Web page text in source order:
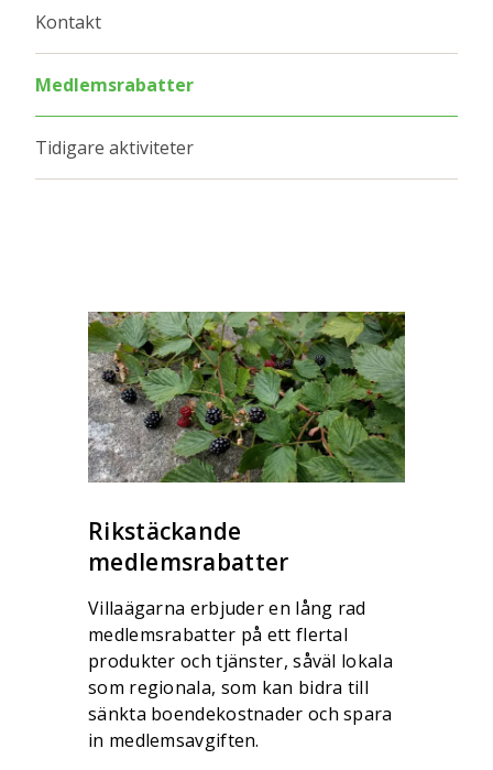
Kontakt
Medlemsrabatter
Tidigare aktiviteter
Rikstäckande
medlemsrabatter
Villaägarna erbjuder en lång rad
medlemsrabatter på ett flertal
produkter och tjänster, såväl lokala
som regionala, som kan bidra till
sänkta boendekostnader och spara
in medlemsavgiften.